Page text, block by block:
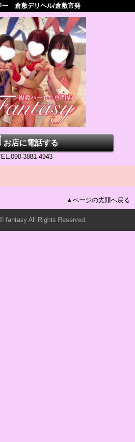
ー 倉敷デリヘル/倉敷市発
お店に電話する
3881-4943
▲ページの先頭へ戻る
fantasy All Rights Reserved.